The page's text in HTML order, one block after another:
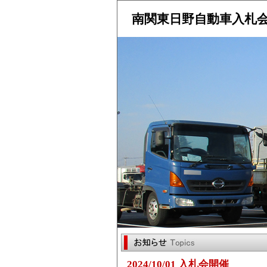
南関東日野自動車入札
2024/10/01 入札会開催